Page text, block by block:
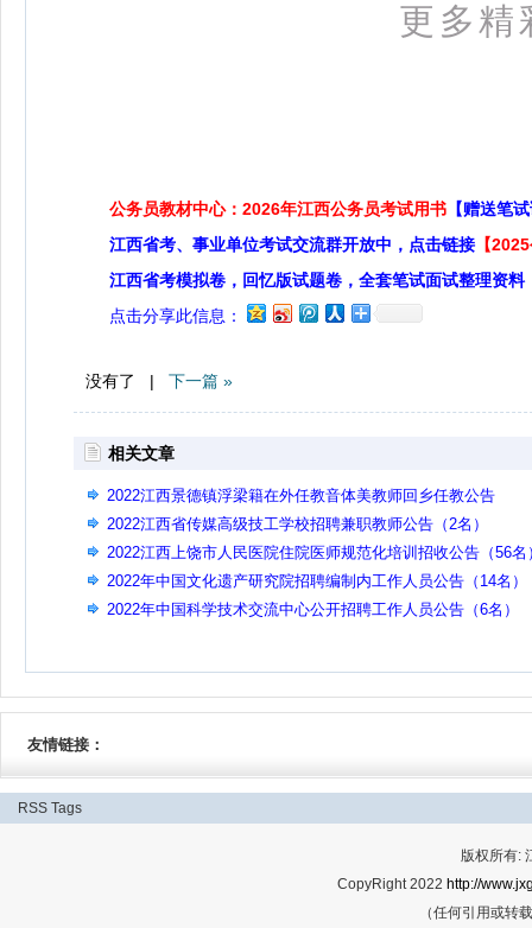
更多精
公务员教材中心：2026年江西公务员考试用书 【赠送笔
江西省考、事业单位考试交流群开放中，点击链接 【
江西省考模拟卷，回忆版试题卷，全套笔试面试整理资料
点击分享此信息：
没有了 | 下一篇 »
相关文章
2022江西景德镇浮梁籍在外任教音体美教师回乡任教公告
2022江西省传媒高级技工学校招聘兼职教师公告（2名）
2022江西上饶市人民医院住院医师规范化培训招收公告（56名
2022年中国文化遗产研究院招聘编制内工作人员公告（14名）
2022年中国科学技术交流中心公开招聘工作人员公告（6名）
友情链接：
RSS Tags
版权所有:
CopyRight 2022 http://
（任何引用或转